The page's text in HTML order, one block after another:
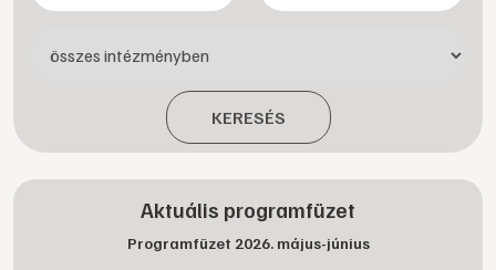
KERESÉS
Aktuális programfüzet
Programfüzet 2026. május-június